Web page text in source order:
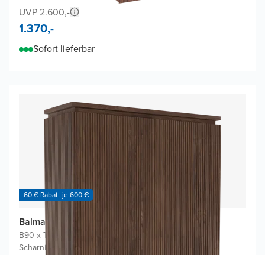
UVP 2.600,-
1.370,-
Sofort lieferbar
60 € Rabatt je 600 €
Balmani Eclips Ribs Badhochschrank
B90 x T32 x H130 cm
Scharniere Links und Rechts